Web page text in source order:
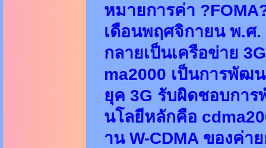
หมายการค่า
เดือนพฤศจิกายน พ.ศ.
กลายเป็นเครือข่าย
ma2000 เป็นการพัฒ
ยุค 3G รับผิดชอบกา
นโลยีหลักคือ
าน W-CDMA ของค่